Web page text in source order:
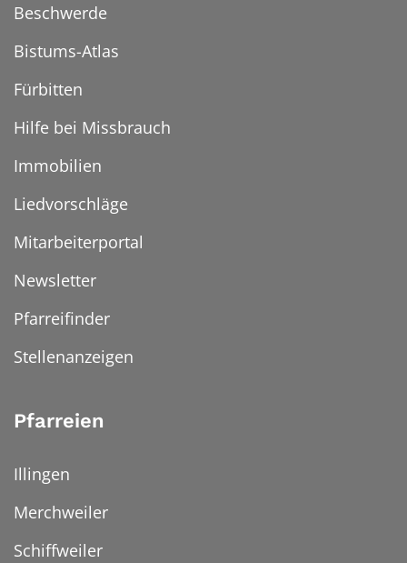
Beschwerde
Bistums-Atlas
Fürbitten
Hilfe bei Missbrauch
Immobilien
Liedvorschläge
Mitarbeiterportal
Newsletter
Pfarreifinder
Stellenanzeigen
Pfarreien
Illingen
Merchweiler
Schiffweiler